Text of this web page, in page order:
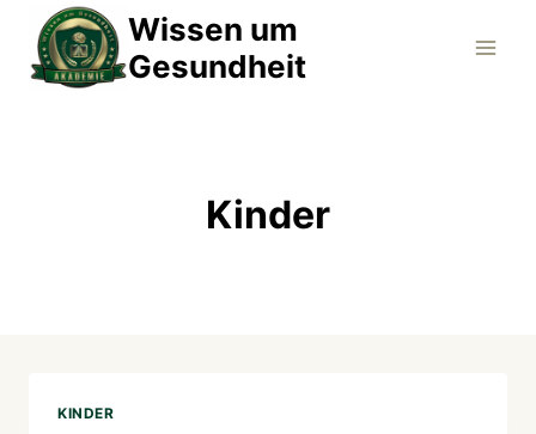
Inhalt
springen
Wissen um
Gesundheit
Kinder
KINDER